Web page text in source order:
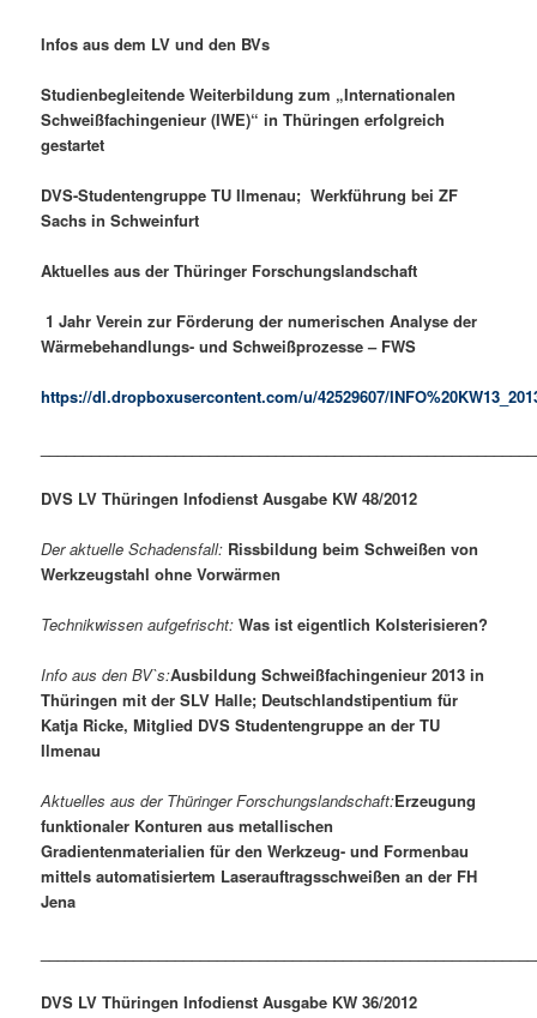
Infos aus dem LV und den BVs
Studienbegleitende Weiterbildung zum „Internationalen
Schweißfachingenieur (IWE)“ in Thüringen erfolgreich
gestartet
DVS-Studentengruppe TU Ilmenau; Werkführung bei ZF
Sachs in Schweinfurt
Aktuelles aus der Thüringer Forschungslandschaft
1 Jahr Verein zur Förderung der numerischen Analyse der
Wärmebehandlungs- und Schweißprozesse – FWS
https://dl.dropboxusercontent.com/u/42529607/
DVS LV Thüringen Infodienst Ausgabe KW 48/2012
Der aktuelle Schadensfall: Rissbildung beim Schweißen von
Werkzeugstahl ohne Vorwärmen
Technikwissen aufgefrischt:Was ist eigentlich Kolsterisieren?
Info aus den BV`s:Ausbildung Schweißfachingenieur 2013 in
Thüringen mit der SLV Halle; Deutschlandstipentium für
Katja Ricke, Mitglied DVS Studentengruppe an der TU
Ilmenau
Aktuelles aus der Thüringer Forschungslandschaft:Erzeugung
funktionaler Konturen aus metallischen
Gradientenmaterialien für den Werkzeug- und Formenbau
mittels automatisiertem Laserauftragsschweißen an der FH
Jena
DVS LV Thüringen Infodienst Ausgabe KW 36/2012